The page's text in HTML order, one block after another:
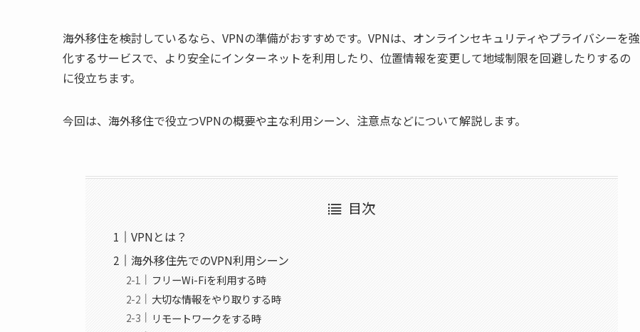
海外移住を検討しているなら、VPNの準備がおすすめです。VPNは、オンラインセキュリティやプライバシーを強
化するサービスで、より安全にインターネットを利用したり、位置情報を変更して地域制限を回避したりするの
に役立ちます。
今回は、海外移住で役立つVPNの概要や主な利用シーン、注意点などについて解説します。
目次
VPNとは？
海外移住先でのVPN利用シーン
フリーWi-Fiを利用する時
大切な情報をやり取りする時
リモートワークをする時